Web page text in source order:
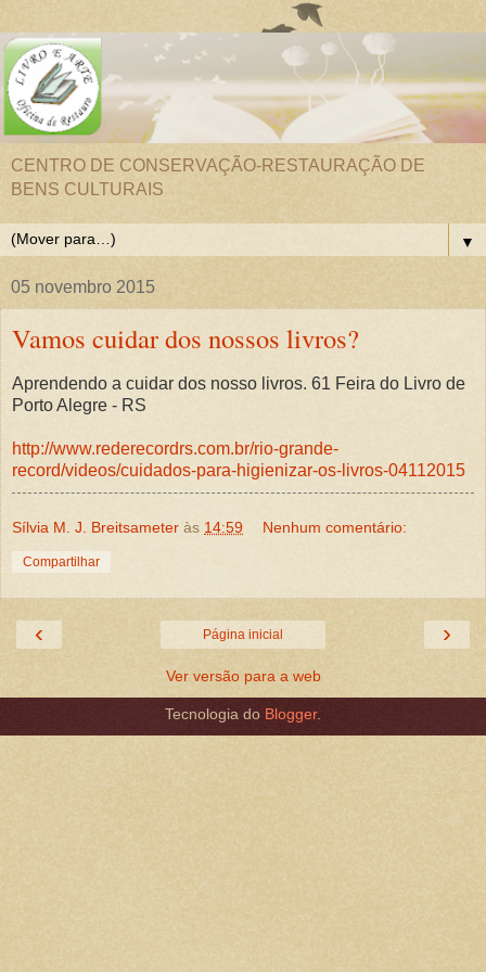
CENTRO DE CONSERVAÇÃO-RESTAURAÇÃO DE
BENS CULTURAIS
▼
05 novembro 2015
Vamos cuidar dos nossos livros?
Aprendendo a cuidar dos nosso livros. 61 Feira do Livro de
Porto Alegre - RS
http://www.rederecordrs.com.br/rio-grande-
record/videos/cuidados-para-higienizar-os-livros-04112015
Sílvia M. J. Breitsameter às 14:59 Nenhum comentário:
Compartilhar
‹ ›
Página inicial
Ver versão para a web
Tecnologia do Blogger.